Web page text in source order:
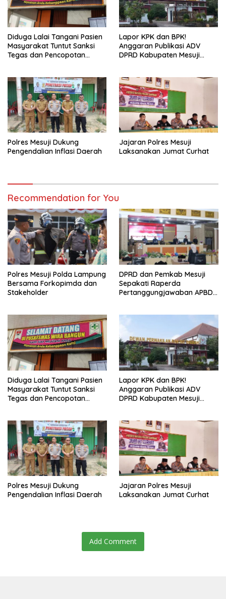
Diduga Lalai Tangani Pasien
Masyarakat Tuntut Sanksi
Tegas dan Pencopotan
Lapor KPK dan BPK!
Anggaran Publikasi ADV
DPRD Kabupaten Mesuji
Polres Mesuji Dukung
Pengendalian Inflasi Daerah
Jajaran Polres Mesuji
Laksanakan Jumat Curhat
Recommendation for You
Polres Mesuji Polda Lampung
Bersama Forkopimda dan
Stakeholder
DPRD dan Pemkab Mesuji
Sepakati Raperda
Pertanggungjawaban APBD
Diduga Lalai Tangani Pasien
Masyarakat Tuntut Sanksi
Tegas dan Pencopotan
Lapor KPK dan BPK!
Anggaran Publikasi ADV
DPRD Kabupaten Mesuji
Polres Mesuji Dukung
Pengendalian Inflasi Daerah
Jajaran Polres Mesuji
Laksanakan Jumat Curhat
Add Comment